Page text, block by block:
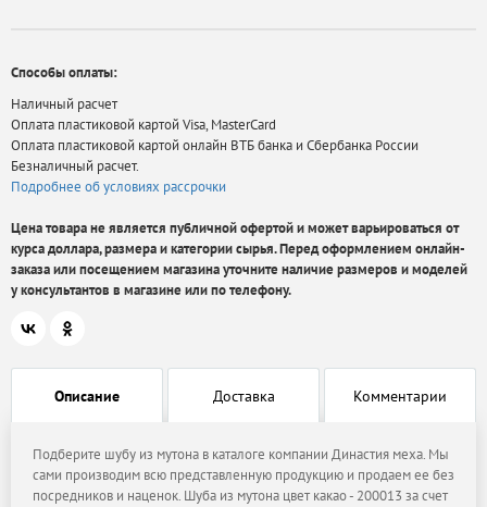
Способы оплаты:
Наличный расчет
Оплата пластиковой картой Visa, MasterCard
Оплата пластиковой картой онлайн ВТБ банка и Сбербанка России
Безналичный расчет.
Подробнее об условиях рассрочки
Цена товара не является публичной офертой и может варьироваться от
курса доллара, размера и категории сырья. Перед оформлением онлайн-
заказа или посещением магазина уточните наличие размеров и моделей
у консультантов в магазине или по телефону.
Описание Доставка Комментарии
Подберите шубу из мутона в каталоге компании Династия меха. Мы
сами производим всю представленную продукцию и продаем ее без
посредников и наценок. Шуба из мутона цвет какао - 200013 за счет